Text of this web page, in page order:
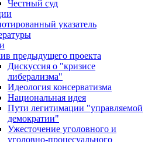
Честный суд
указатель
предыдущего проекта
Дискуссия о "кризисе
либерализма"
Идеология консерватизма
Национальная идея
Пути легитимации "управляемой
демократии"
Ужесточение уголовного и
уголовно-процесуального